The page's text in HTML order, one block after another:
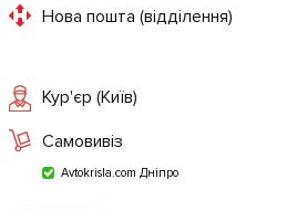
Нова пошта (відділення)
Кур'єр (Київ)
Самовивіз
Avtokrisla.com Дніпро